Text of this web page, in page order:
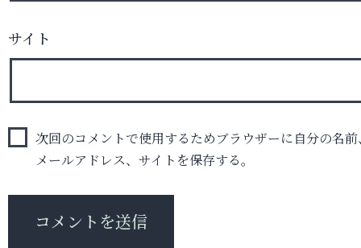
サイト
次回のコメントで使用するためブラウザーに自分の名前
メールアドレス、サイトを保存する。